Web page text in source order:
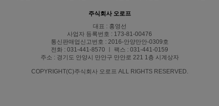
주식회사 오로프
대표 : 홍영선
사업자 등록번호 : 173-81-00476
통신판매업신고번호 : 2016-안양만안-0309호
전화 : 031-441-8570 ㅣ 팩스 : 031-441-0159
주소 : 경기도 안양시 만안구 만안로 221 1층 시계상자
COPYRIGHT(C)주식회사 오로프 ALL RIGHTS RESERVED.